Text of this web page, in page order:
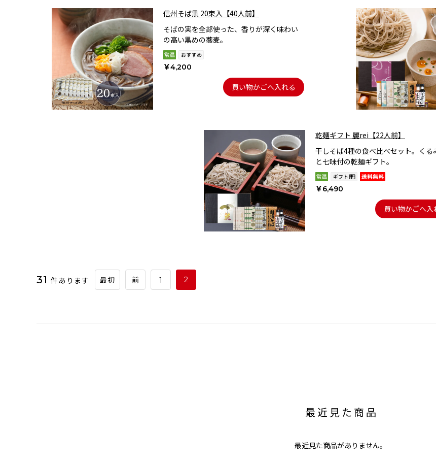
信州そば黒 20束入【40人前】
そばの実を全部使った、香りが深く味わい
の高い黒めの蕎麦。
￥4,200
買い物かごへ入れる
乾麺ギフト 麗rei【22人前】
干しそば4種の食べ比べセット。くる
と七味付の乾麺ギフト。
￥6,490
買い物かごへ入
31 件あります 最初 前 1 2
最近見た商品
最近見た商品がありません。